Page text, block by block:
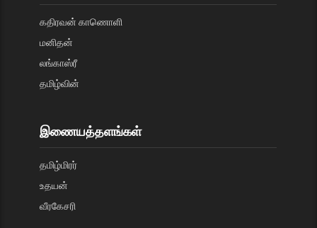
கதிரவன் காணொளி
மனிதன்
லங்காஸ்ரீ
தமிழ்வின்
இணையத்தளங்கள்
தமிழ்மிரர்
உதயன்
வீரகேசரி